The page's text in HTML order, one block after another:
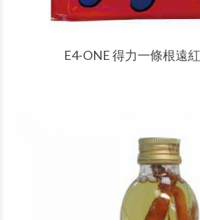
產品說明
E4-ONE 得力一條根遠